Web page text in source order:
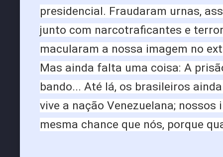
presidencial. Fraudaram urnas,
junto com narcotraficantes e
macularam a nossa imagem no
Mas ainda falta uma coisa: A
bando... Até lá, os brasileiros
vive a nação Venezuelana;
mesma chance que nós, porque